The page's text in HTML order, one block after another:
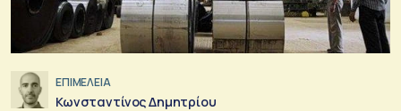
ΕΠΙΜΕΛΕΙΑ
Κωνσταντίνος Δημητρίου